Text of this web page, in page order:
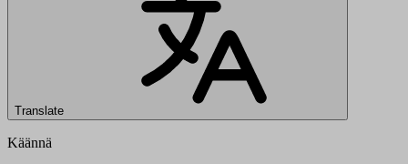
Translate
Käännä